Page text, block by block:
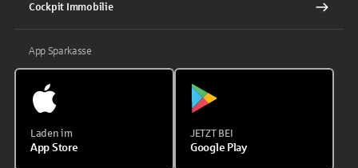
Cockpit Immobilie
App Sparkasse
Laden im
App Store
JETZT BEI
Google Play